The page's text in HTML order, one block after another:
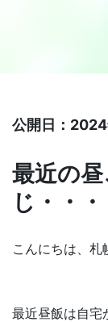
公開日：
最近の
じ・・・
こんにちは、札
最近昼飯は自宅